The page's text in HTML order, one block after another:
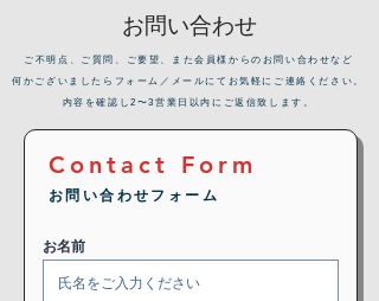
お問い合わせ
​ご不明点、ご質問、ご要望、また会員様からのお問い合わせなど
何かございましたらフォーム／メールにてお気軽にご連絡ください。
内容を確認し2〜3営業日以内にご返信致します。
Contact Form
お問い合わせフォーム
お名前